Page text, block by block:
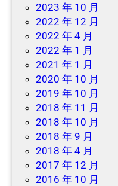
2023 年 10 月
2022 年 12 月
2022 年 4 月
2022 年 1 月
2021 年 1 月
2020 年 10 月
2019 年 10 月
2018 年 11 月
2018 年 10 月
2018 年 9 月
2018 年 4 月
2017 年 12 月
2016 年 10 月